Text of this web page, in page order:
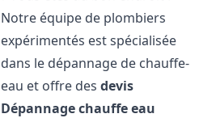
Notre équipe de plombiers
expérimentés est spécialisée
dans le dépannage de chauffe-
eau et offre desdevis
Dépannage chauffe eau